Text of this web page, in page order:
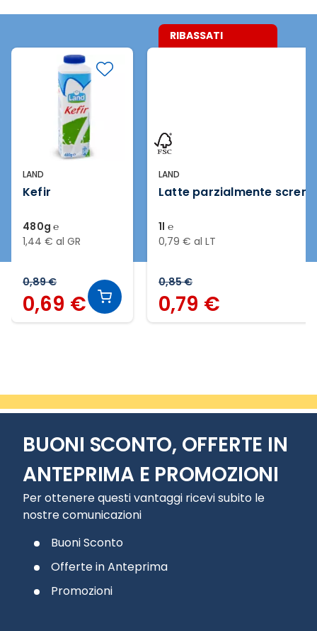
LAND
Kefir
480g ℮
1,44 € al GR
0,89 €
0,69 €
LAND
Latte parzialmente
1l ℮
0,79 € al LT
RIBASSATI
0,85 €
0,79 €
BUONI SCONTO, OFFERTE IN
ANTEPRIMA E PROMOZIONI
Per ottenere questi vantaggi ricevi subito le
nostre comunicazioni
Buoni Sconto
Offerte in Anteprima
Promozioni